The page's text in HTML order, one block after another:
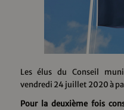
Les élus du Conseil
vendredi 24 juillet 2020 à
Pour la deuxième fois